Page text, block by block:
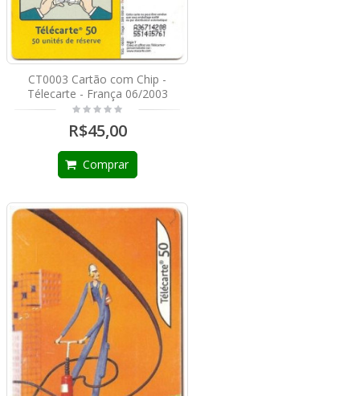
CT0003 Cartão com Chip -
Télecarte - França 06/2003
R$45,00
Comprar